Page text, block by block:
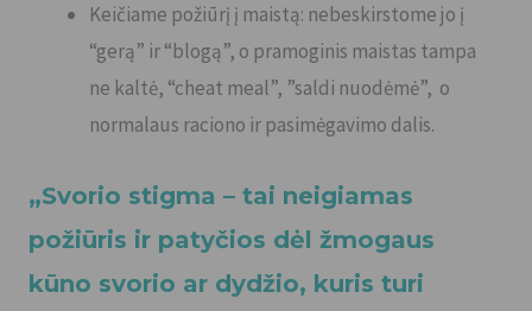
Keičiame požiūrį į maistą: nebeskirstome jo į
“gerą” ir “blogą”, o pramoginis maistas tampa
ne kaltė, “cheat meal”, ”saldi nuodėmė”, o
normalaus raciono ir pasimėgavimo dalis.
„Svorio stigma – tai neigiamas
požiūris ir patyčios dėl žmogaus
kūno svorio ar dydžio, kuris turi